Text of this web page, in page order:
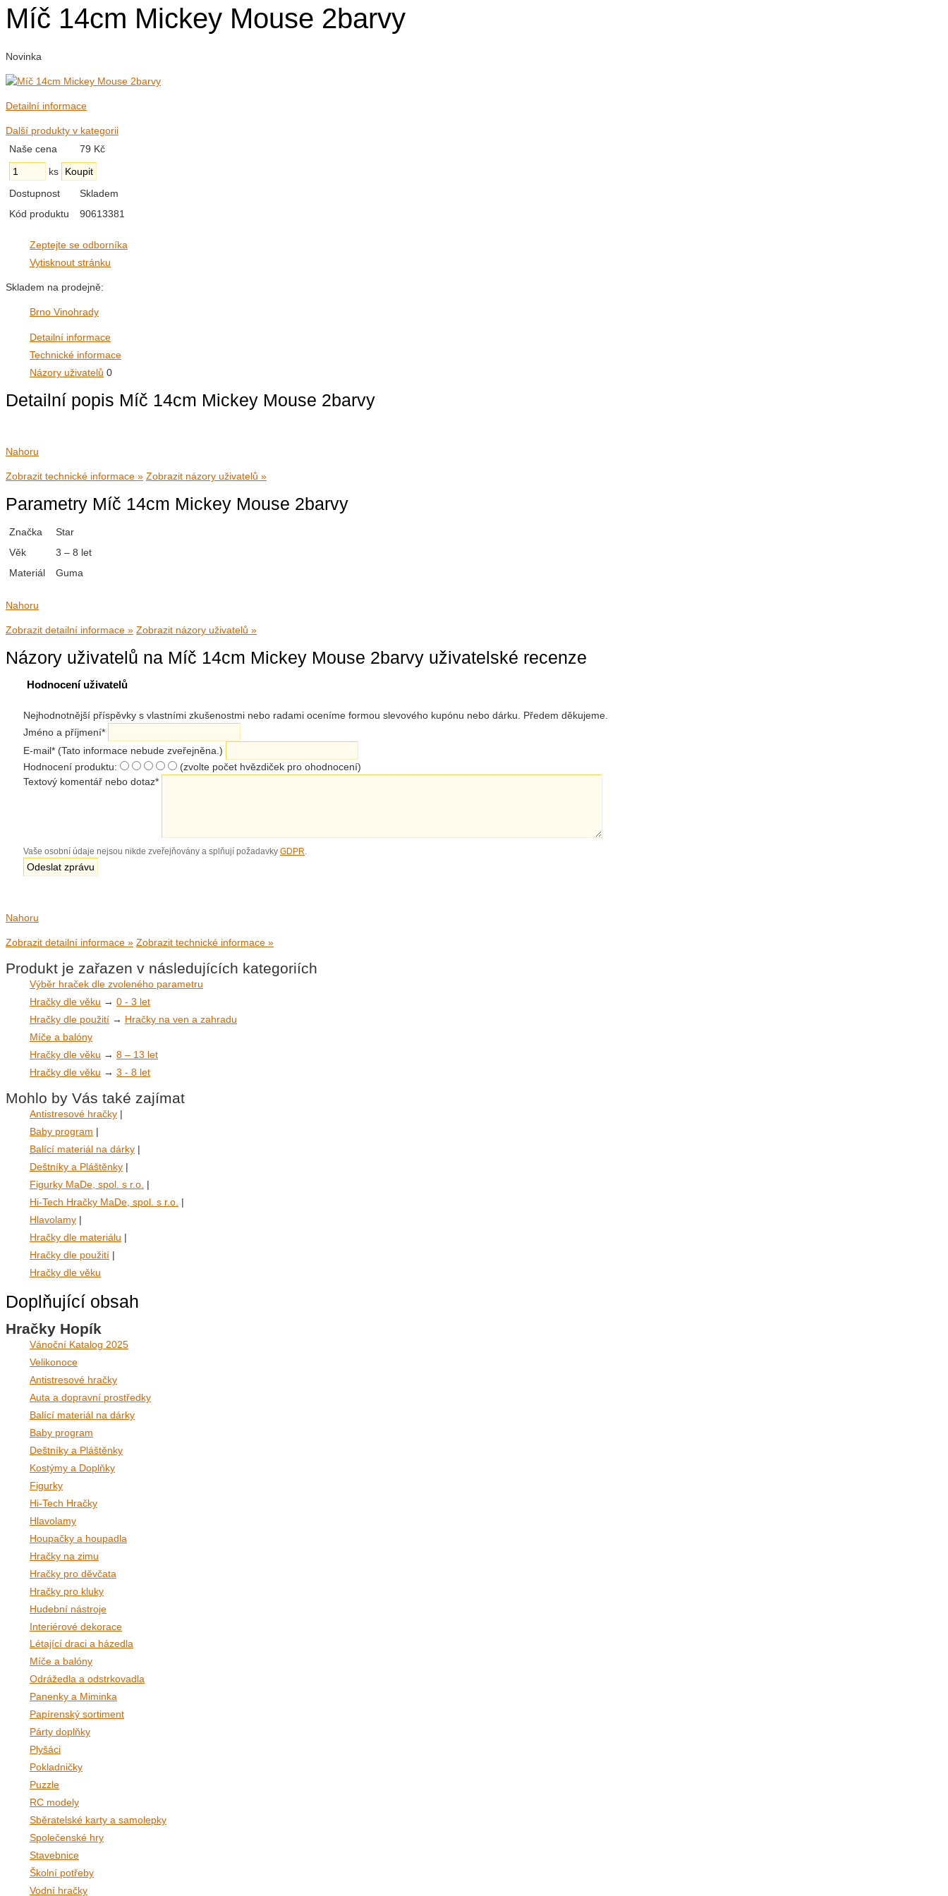
Míč 14cm Mickey Mouse 2barvy
Novinka
Detailní informace
Další produkty v kategorii
Naše cena
79 Kč
ks
Dostupnost
Skladem
Kód produktu
90613381
Zeptejte se odborníka
Vytisknout stránku
Skladem na prodejně:
Brno Vinohrady
Detailní informace
Technické informace
Názory uživatelů 0
Detailní popis Míč 14cm Mickey Mouse 2barvy
Nahoru
Zobrazit technické informace » Zobrazit názory uživatelů »
Parametry Míč 14cm Mickey Mouse 2barvy
Značka
Star
Věk
3 – 8 let
Materiál
Guma
Nahoru
Zobrazit detailní informace » Zobrazit názory uživatelů »
Názory uživatelů na Míč 14cm Mickey Mouse 2barvy uživatelské recenze
Hodnocení uživatelů
Nejhodnotnější příspěvky s vlastními zkušenostmi nebo radami oceníme formou slevového kupónu nebo dárku. Předem děkujeme.
Jméno a příjmení*
E-mail* (Tato informace nebude zveřejněna.)
Hodnocení produktu:
(zvolte počet hvězdiček pro ohodnocení)
Textový komentář nebo dotaz*
Vaše osobní údaje nejsou nikde zveřejňovány a splňují požadavky GDPR.
Nahoru
Zobrazit detailní informace » Zobrazit technické informace »
Produkt je zařazen v následujících kategoriích
Výběr hraček dle zvoleného parametru
Hračky dle věku → 0 - 3 let
Hračky dle použití → Hračky na ven a zahradu
Míče a balóny
Hračky dle věku → 8 – 13 let
Hračky dle věku → 3 - 8 let
Mohlo by Vás také zajímat
Antistresové hračky |
Baby program |
Balící materiál na dárky |
Deštníky a Pláštěnky |
Figurky MaDe, spol. s r.o. |
Hi-Tech Hračky MaDe, spol. s r.o. |
Hlavolamy |
Hračky dle materiálu |
Hračky dle použití |
Hračky dle věku
Doplňující obsah
Hračky Hopík
Vánoční Katalog 2025
Velikonoce
Antistresové hračky
Auta a dopravní prostředky
Balící materiál na dárky
Baby program
Deštníky a Pláštěnky
Kostýmy a Doplňky
Figurky
Hi-Tech Hračky
Hlavolamy
Houpačky a houpadla
Hračky na zimu
Hračky pro děvčata
Hračky pro kluky
Hudební nástroje
Interiérové dekorace
Létající draci a házedla
Míče a balóny
Odrážedla a odstrkovadla
Panenky a Miminka
Papírenský sortiment
Párty doplňky
Plyšáci
Pokladničky
Puzzle
RC modely
Sběratelské karty a samolepky
Společenské hry
Stavebnice
Školní potřeby
Vodní hračky